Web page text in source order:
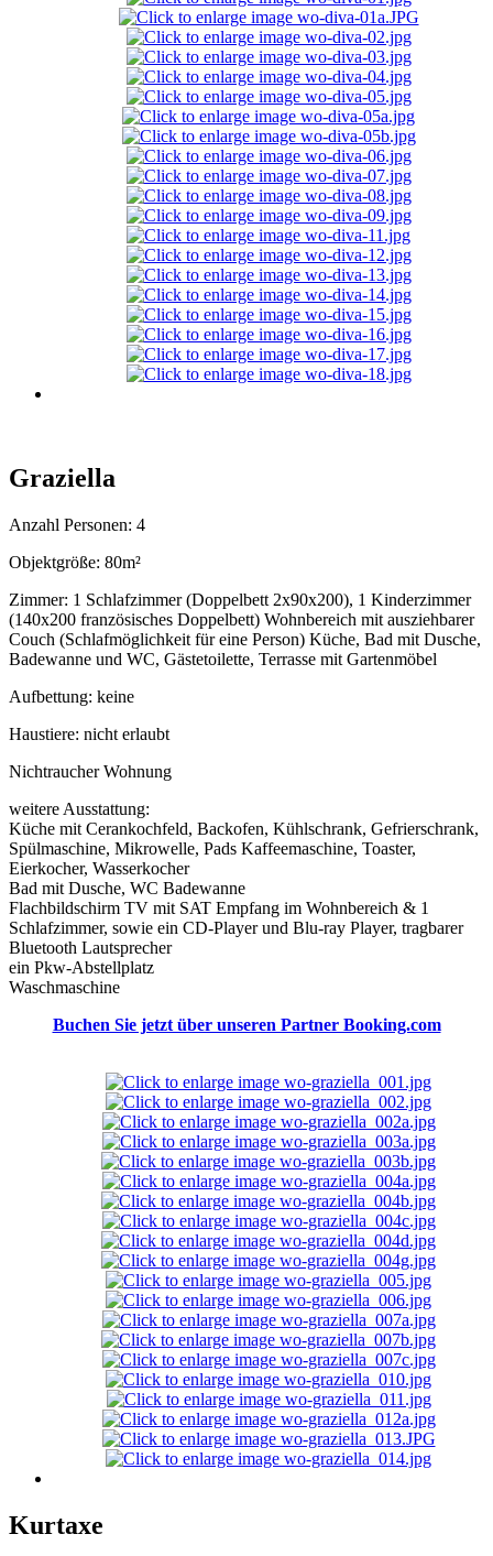
Graziella
Anzahl Personen: 4
Objektgröße: 80m²
Zimmer: 1 Schlafzimmer (Doppelbett 2x90x200), 1 Kinderzimmer
(140x200 französisches Doppelbett) Wohnbereich mit ausziehbarer
Couch (Schlafmöglichkeit für eine Person) Küche, Bad mit Dusche,
Badewanne und WC, Gästetoilette, Terrasse mit Gartenmöbel
Aufbettung: keine
Haustiere: nicht erlaubt
Nichtraucher Wohnung
weitere Ausstattung:
Küche mit Cerankochfeld, Backofen, Kühlschrank, Gefrierschrank,
Spülmaschine, Mikrowelle, Pads Kaffeemaschine, Toaster,
Eierkocher, Wasserkocher
Bad mit Dusche, WC Badewanne
Flachbildschirm TV mit SAT Empfang im Wohnbereich & 1
Schlafzimmer, sowie ein CD-Player und Blu-ray Player, tragbarer
Bluetooth Lautsprecher
ein Pkw-Abstellplatz
Waschmaschine
Buchen Sie jetzt über unseren Partner Booking.com
Kurtaxe